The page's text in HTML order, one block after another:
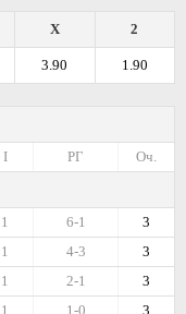
2
X
1.90
3.90
Оч.
РГ
I
3
6-1
1
3
4-3
1
3
2-1
1
3
1-0
1